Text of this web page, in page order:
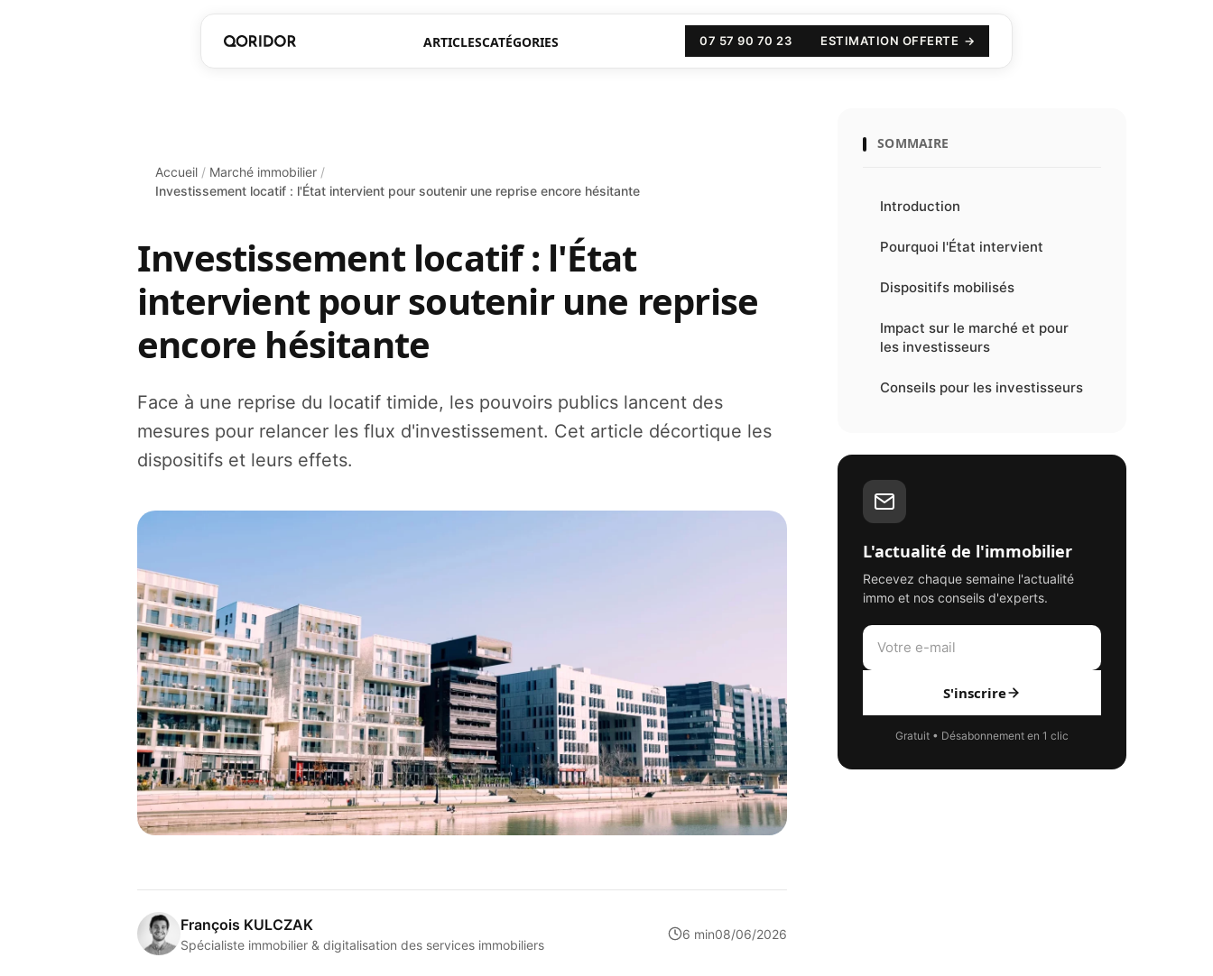
ARTICLESCATÉGORIES 07 57 90 70 23 ESTIMATION OFFERTE
Accueil / Marché immobilier /
Investissement locatif : l'État intervient pour soutenir une reprise encore hésitante
Investissement locatif : l'État
intervient pour soutenir une reprise
encore hésitante
Face à une reprise du locatif timide, les pouvoirs publics lancent des
mesures pour relancer les flux d'investissement. Cet article décortique les
dispositifs et leurs effets.
François KULCZAK
Spécialiste immobilier & digitalisation des services immobiliers
6 min08/06/2026
SOMMAIRE
Introduction
Pourquoi l'État intervient
Dispositifs mobilisés
Impact sur le marché et pour
les investisseurs
Conseils pour les investisseurs
L'actualité de l'immobilier
Recevez chaque semaine l'actualité
immo et nos conseils d'experts.
S'inscrire
Gratuit • Désabonnement en 1 clic